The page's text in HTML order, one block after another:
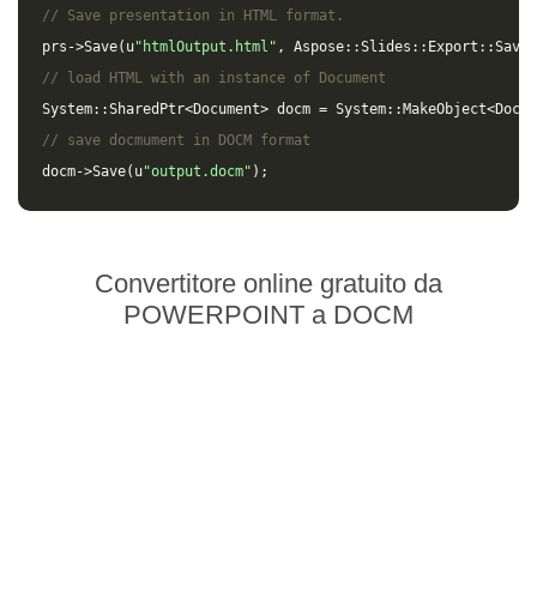
// Save presentation in HTML format.
prs ->Save( u"htmlOutput.html" , Aspose::Slides :: Export ::
// load HTML with an instance of Document
System::SharedPtr<Document> docm = System:: MakeObject<
// save docmument in DOCM format
docm->Save( u"output.docm" );
Convertitore online gratuito da
POWERPOINT a DOCM